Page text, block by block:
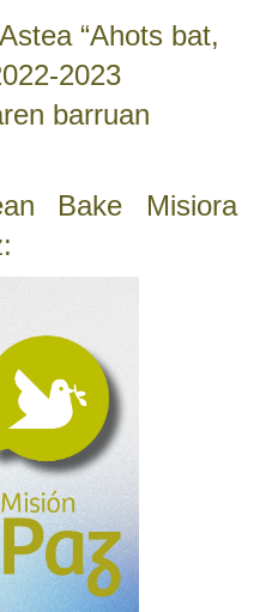
“Ahots bat,
2023
barruan
Bake Misiora